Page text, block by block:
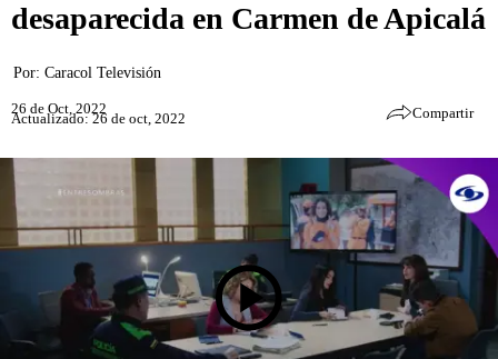
desaparecida en Carmen de Apicalá
Por: Caracol Televisión
26 de Oct, 2022
Actualizado: 26 de oct, 2022 Compartir